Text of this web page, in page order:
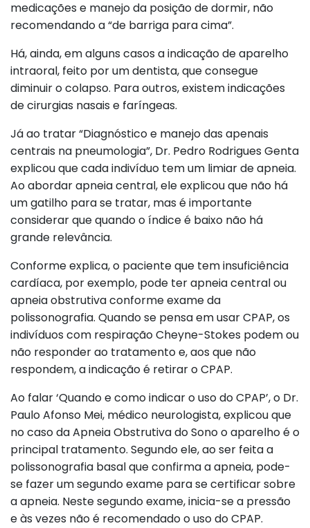
medicações e manejo da posição de dormir, não
recomendando a “de barriga para cima”.
Há, ainda, em alguns casos a indicação de aparelho
intraoral, feito por um dentista, que consegue
diminuir o colapso. Para outros, existem indicações
de cirurgias nasais e faríngeas.
Já ao tratar “Diagnóstico e manejo das apenais
centrais na pneumologia”, Dr. Pedro Rodrigues Genta
explicou que cada indivíduo tem um limiar de apneia.
Ao abordar apneia central, ele explicou que não há
um gatilho para se tratar, mas é importante
considerar que quando o índice é baixo não há
grande relevância.
Conforme explica, o paciente que tem insuficiência
cardíaca, por exemplo, pode ter apneia central ou
apneia obstrutiva conforme exame da
polissonografia. Quando se pensa em usar CPAP, os
indivíduos com respiração Cheyne-Stokes podem ou
não responder ao tratamento e, aos que não
respondem, a indicação é retirar o CPAP.
Ao falar ‘Quando e como indicar o uso do CPAP’, o Dr.
Paulo Afonso Mei, médico neurologista, explicou que
no caso da Apneia Obstrutiva do Sono o aparelho é o
principal tratamento. Segundo ele, ao ser feita a
polissonografia basal que confirma a apneia, pode-
se fazer um segundo exame para se certificar sobre
a apneia. Neste segundo exame, inicia-se a pressão
e às vezes não é recomendado o uso do CPAP.